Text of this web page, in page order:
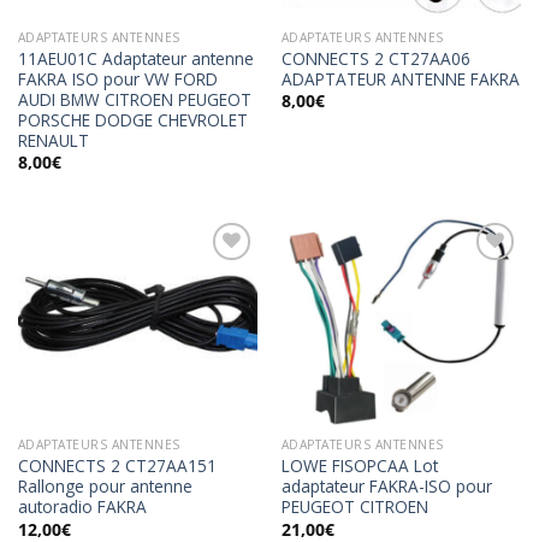
ADAPTATEURS ANTENNES
11AEU01C Adaptateur antenne
FAKRA ISO pour VW FORD
AUDI BMW CITROEN PEUGEOT
PORSCHE DODGE CHEVROLET
RENAULT
8,00€
ADAPTATEURS ANTENNES
CONNECTS 2 CT27AA06
ADAPTATEUR ANTENNE FAKRA
8,00€
Ajouter
à la
wishlist
ADAPTATEURS ANTENNES
CONNECTS 2 CT27AA151
Rallonge pour antenne
autoradio FAKRA
12,00€
à la
wishlist
ADAPTATEURS ANTENNES
LOWE FISOPCAA Lot
adaptateur FAKRA-ISO pour
PEUGEOT CITROEN
21,00€